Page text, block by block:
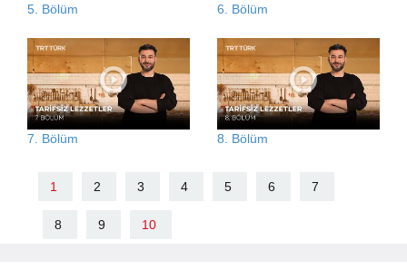
5. Bölüm 6. Bölüm
7. Bölüm 8. Bölüm
1 2 3 4 5 6 7
8 9 10